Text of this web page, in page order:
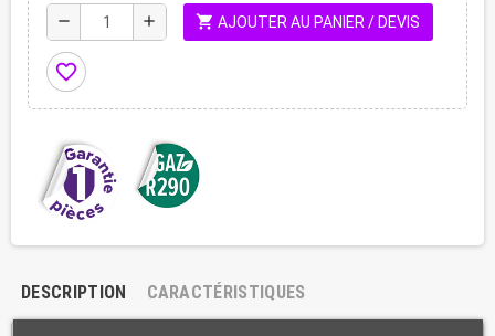
remove add shopping_cart AJOUTER AU PANIER / DEVIS
favorite_border
DESCRIPTION CARACTÉRISTIQUES